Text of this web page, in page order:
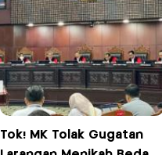
Tok! MK Tolak Gugatan